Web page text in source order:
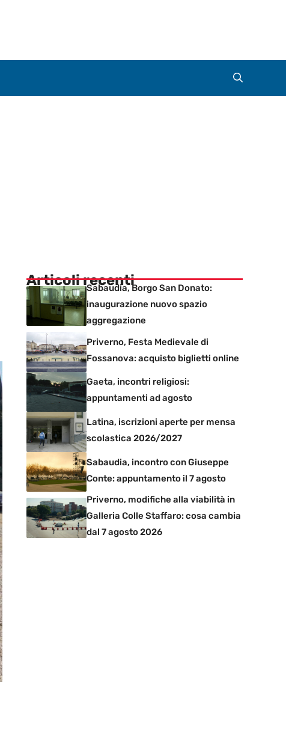
Articoli recentiSabaudia, Borgo San Donato:
inaugurazione nuovo spazio
aggregazione
Priverno, Festa Medievale di
Fossanova: acquisto biglietti online
Gaeta, incontri religiosi:
appuntamenti ad agosto
Latina, iscrizioni aperte per mensa
scolastica 2026/2027
Sabaudia, incontro con Giuseppe
Conte: appuntamento il 7 agosto
Priverno, modifiche alla viabilità in
Galleria Colle Staffaro: cosa cambia
dal 7 agosto 2026